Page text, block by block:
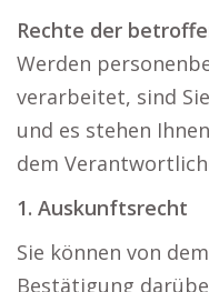
Rechte der
Werden
verarbeitet, sind
und es stehen
dem
1. Auskunftsrecht
Sie können von
Bestätigung